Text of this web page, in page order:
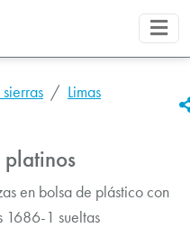
Limas
platinos
en bolsa de plástico con
1686-1 sueltas